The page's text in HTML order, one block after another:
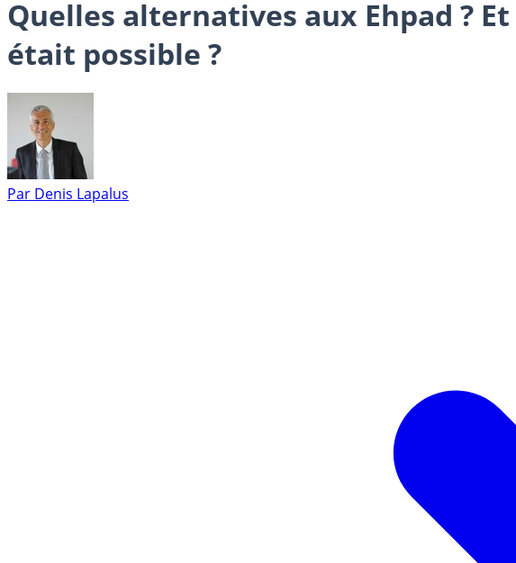
Quelles alternatives aux Ehpad ?
était possible ?
Par Denis Lapalus